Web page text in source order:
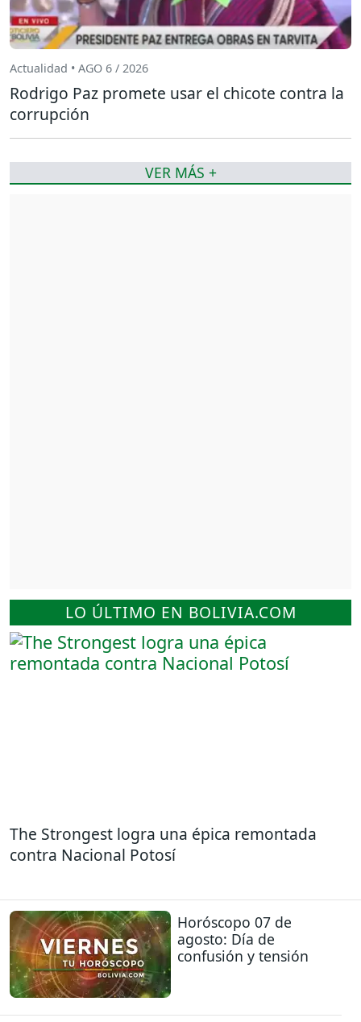
LO ÚLTIMO EN BOLIVIA.COM
The Strongest logra una épica remontada
contra Nacional Potosí
Horóscopo 07 de
agosto: Día de
confusión y tensión
Actualidad • AGO 6 / 2026
Rodrigo Paz promete usar el chicote contra la
corrupción
VER MÁS +